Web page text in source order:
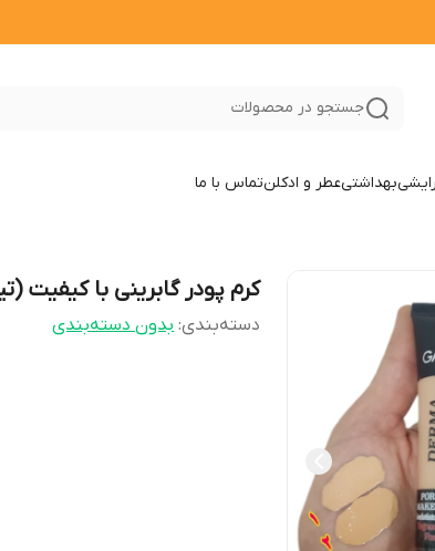
جستجو در محصولات
بهداشتیعطر و ادکلنتماس با ما
کرم پودر گابرینی با کیفیت
دسته‌بندی:بدون دسته‌بندی